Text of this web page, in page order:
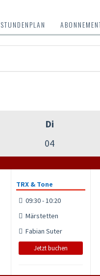
STUNDENPLAN
Di
04
TRX & Tone
09:30 - 10:20
Märstetten
Fabian Suter
Jetzt buchen